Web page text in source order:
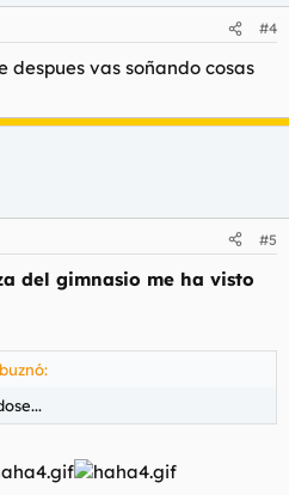
#4
despues vas soñando cosas
#5
del gimnasio me ha visto